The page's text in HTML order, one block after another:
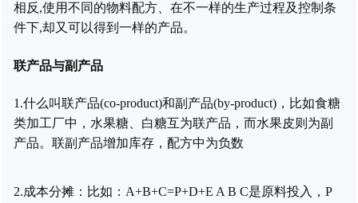
相反,使用不同的物料配方、在不一样的生产过程及控制条
件下,却又可以得到一样的产品。
联产品与副产品
1.什么叫联产品(co-product)和副产品(by-product)， 比如食糖
类加工厂中，水果糖、白糖互为联产品，而水果皮则为副
产品。联副产品增加库存，配方中为负数
2.成本分摊： 比如：A+B+C=P+D+E A B C是原料投入，P